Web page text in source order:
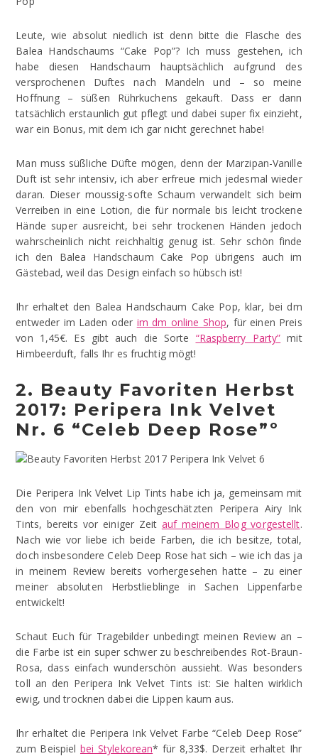
Leute, wie absolut niedlich ist denn bitte die Flasche des
Balea Handschaums “Cake Pop”? Ich muss gestehen, ich
habe diesen Handschaum hauptsächlich aufgrund des
versprochenen Duftes nach Mandeln und – so meine
Hoffnung – süßen Rührkuchens gekauft. Dass er dann
tatsächlich erstaunlich gut pflegt und dabei super fix einzieht,
war ein Bonus, mit dem ich gar nicht gerechnet habe!
Man muss süßliche Düfte mögen, denn der Marzipan-Vanille
Duft ist sehr intensiv, ich aber erfreue mich jedesmal wieder
daran. Dieser moussig-softe Schaum verwandelt sich beim
Verreiben in eine Lotion, die für normale bis leicht trockene
Hände super ausreicht, bei sehr trockenen Händen jedoch
wahrscheinlich nicht reichhaltig genug ist. Sehr schön finde
ich den Balea Handschaum Cake Pop übrigens auch im
Gästebad, weil das Design einfach so hübsch ist!
Ihr erhaltet den Balea Handschaum Cake Pop, klar, bei dm
entweder im Laden oder im dm online Shop, für einen Preis
von 1,45€. Es gibt auch die Sorte “Raspberry Party” mit
Himbeerduft, falls Ihr es fruchtig mögt!
2. Beauty Favoriten Herbst
2017: Peripera Ink Velvet
Nr. 6 “Celeb Deep Rose”º
Die Peripera Ink Velvet Lip Tints habe ich ja, gemeinsam mit
den von mir ebenfalls hochgeschätzten Peripera Airy Ink
Tints, bereits vor einiger Zeit auf meinem Blog vorgestellt.
Nach wie vor liebe ich beide Farben, die ich besitze, total,
doch insbesondere Celeb Deep Rose hat sich – wie ich das ja
in meinem Review bereits vorhergesehen hatte – zu einer
meiner absoluten Herbstlieblinge in Sachen Lippenfarbe
entwickelt!
Schaut Euch für Tragebilder unbedingt meinen Review an –
die Farbe ist ein super schwer zu beschreibendes Rot-Braun-
Rosa, dass einfach wunderschön aussieht. Was besonders
toll an den Peripera Ink Velvet Tints ist: Sie halten wirklich
ewig, und trocknen dabei die Lippen kaum aus.
Ihr erhaltet die Peripera Ink Velvet Farbe “Celeb Deep Rose”
zum Beispiel bei Stylekorean* für 8,33$. Derzeit erhaltet Ihr